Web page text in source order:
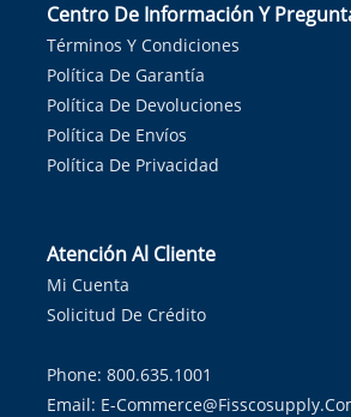
Centro De Información Y
Términos Y Condiciones
Política De Garantía
Política De Devoluciones
Política De Envíos
Política De Privacidad
Atención Al Cliente
Mi Cuenta
Solicitud De Crédito
Phone: 800.635.1001
Email: E-